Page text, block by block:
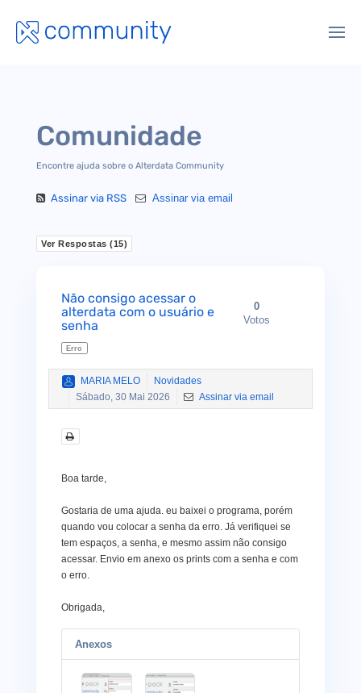
Comunidade
Encontre ajuda sobre o Alterdata Community
Assinar via RSS Assinar via email
Ver Respostas (15)
Não consigo acessar o
alterdata com o usuário e
senha
Erro
0
Votos
MARIA MELO
Novidades
Sábado, 30 Mai 2026
Assinar via email
Boa tarde,
Gostaria de uma ajuda. eu baixei o programa, porém
quando vou colocar a senha da erro. Já verifiquei se
tem espaços, a senha, e mesmo assim não consigo
acessar. Envio em anexo os prints com a senha e com
o erro.
Obrigada,
Anexos